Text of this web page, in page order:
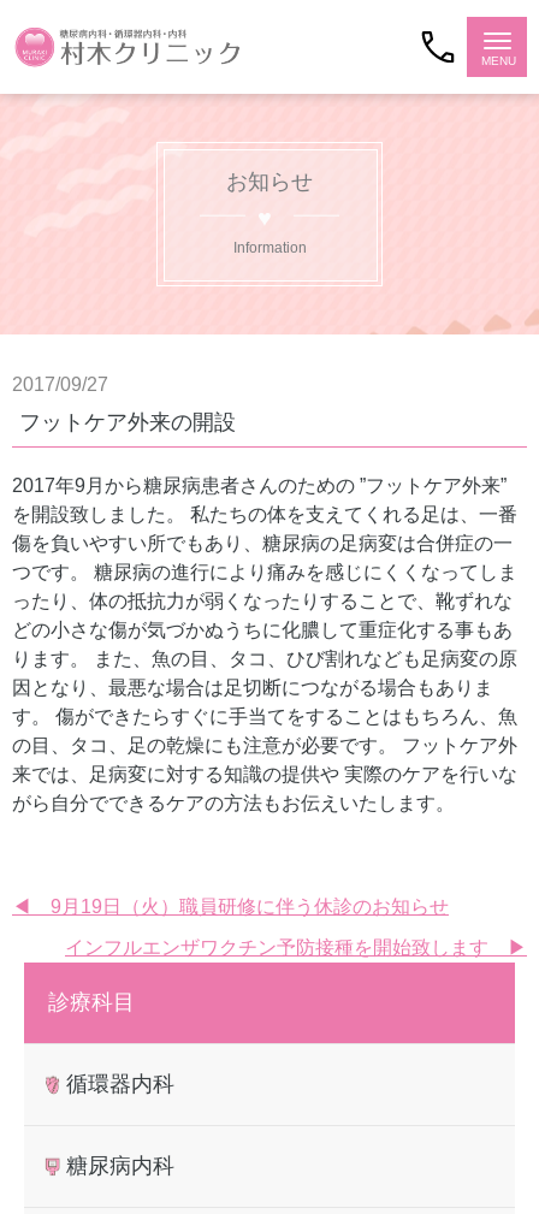
お知らせ
Information
2017/09/27
フットケア外来の開設
2017年9月から糖尿病患者さんのための ”フットケア外来”
を開設致しました。 私たちの体を支えてくれる足は、一番
傷を負いやすい所でもあり、糖尿病の足病変は合併症の一
つです。 糖尿病の進行により痛みを感じにくくなってしま
ったり、体の抵抗力が弱くなったりすることで、靴ずれな
どの小さな傷が気づかぬうちに化膿して重症化する事もあ
ります。 また、魚の目、タコ、ひび割れなども足病変の原
因となり、最悪な場合は足切断につながる場合もありま
す。 傷ができたらすぐに手当てをすることはもちろん、魚
の目、タコ、足の乾燥にも注意が必要です。 フットケア外
来では、足病変に対する知識の提供や 実際のケアを行いな
がら自分でできるケアの方法もお伝えいたします。
投
稿
ビ
◀ 9月19日（火）職員研修に伴う休診のお知らせ
インフルエンザワクチン予防接種を開始致します ▶
診療科目
循環器内科
糖尿病内科